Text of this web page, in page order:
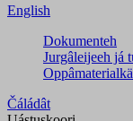
English
Dokumenteh
Jurgâleijeeh já
Čáládât